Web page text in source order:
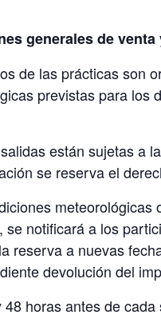
generales de
de las prácticas son
previstas para los
están sujetas a
se reserva el
se notificará a los
reserva a nuevas
devolución del
48 horas antes de